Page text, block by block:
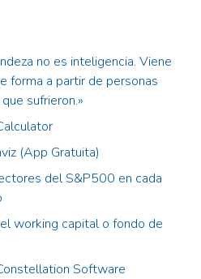
no es inteligencia. Viene
forma a partir de personas
sufrieron.»
(App Gratuita)
del S&P500 en cada
working capital o fondo de
Software